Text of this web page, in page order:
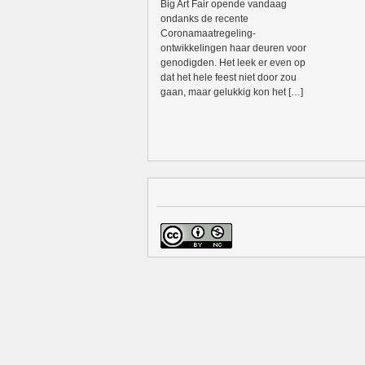
Big Art Fair opende vandaag
ondanks de recente
Coronamaatregeling-
ontwikkelingen haar deuren voor
genodigden. Het leek er even op
dat het hele feest niet door zou
gaan, maar gelukkig kon het […]